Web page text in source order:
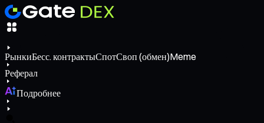
РынкиБесс. контрактыСпотСвоп (обмен)Meme
Реферал
Подробнее